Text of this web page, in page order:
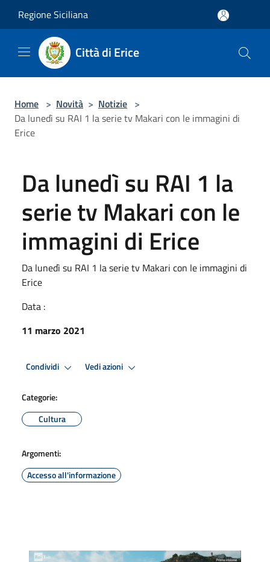
Regione Siciliana
Città di Erice
Home > Novità > Notizie >
Da lunedì su RAI 1 la serie tv Makari con le immagini di
Erice
Da lunedì su RAI 1 la
serie tv Makari con le
immagini di Erice
Da lunedì su RAI 1 la serie tv Makari con le immagini di
Erice
Data :
11 marzo 2021
Condividi Vedi azioni
Categorie:
Cultura
Argomenti:
Accesso all'informazione